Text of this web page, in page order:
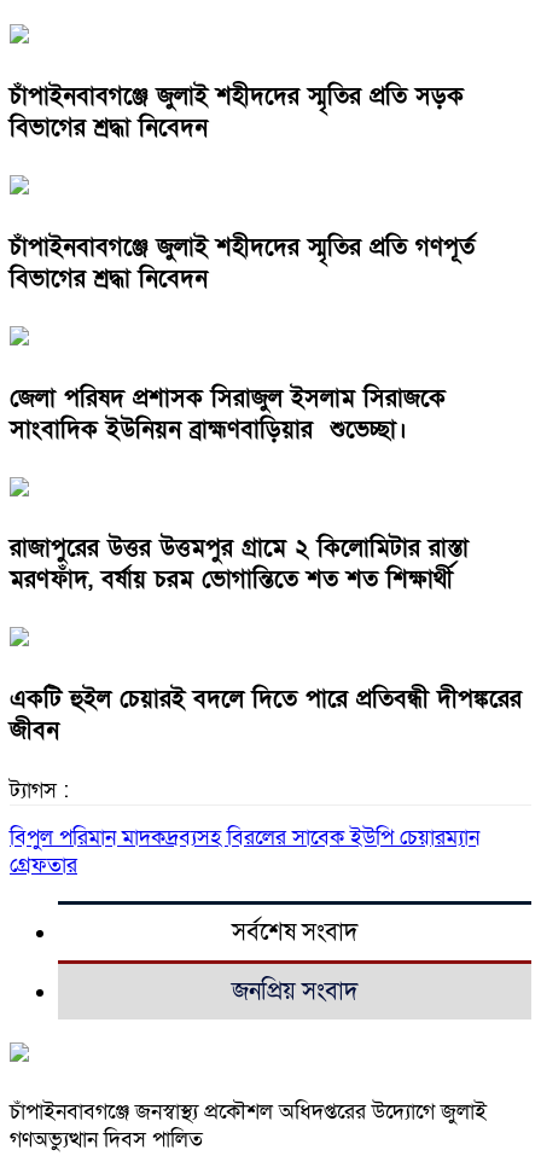
চাঁপাইনবাবগঞ্জে জুলাই শহীদদের স্মৃতির প্রতি সড়ক
বিভাগের শ্রদ্ধা নিবেদন
চাঁপাইনবাবগঞ্জে জুলাই শহীদদের স্মৃতির প্রতি গণপূর্ত
বিভাগের শ্রদ্ধা নিবেদন
জেলা পরিষদ প্রশাসক সিরাজুল ইসলাম সিরাজকে
সাংবাদিক ইউনিয়ন ব্রাহ্মণবাড়িয়ার শুভেচ্ছা।
রাজাপুরের উত্তর উত্তমপুর গ্রামে ২ কিলোমিটার রাস্তা
মরণফাঁদ, বর্ষায় চরম ভোগান্তিতে শত শত শিক্ষার্থী
একটি হুইল চেয়ারই বদলে দিতে পারে প্রতিবন্ধী দীপঙ্করের
জীবন
ট্যাগস :
বিপুল পরিমান মাদকদ্রব‍্যসহ বিরলের সাবেক ইউপি চেয়ারম‍্যান
গ্রেফতার
সর্বশেষ সংবাদ
জনপ্রিয় সংবাদ
চাঁপাইনবাবগঞ্জে জনস্বাস্থ্য প্রকৌশল অধিদপ্তরের উদ্যোগে জুলাই
গণঅভ্যুত্থান দিবস পালিত